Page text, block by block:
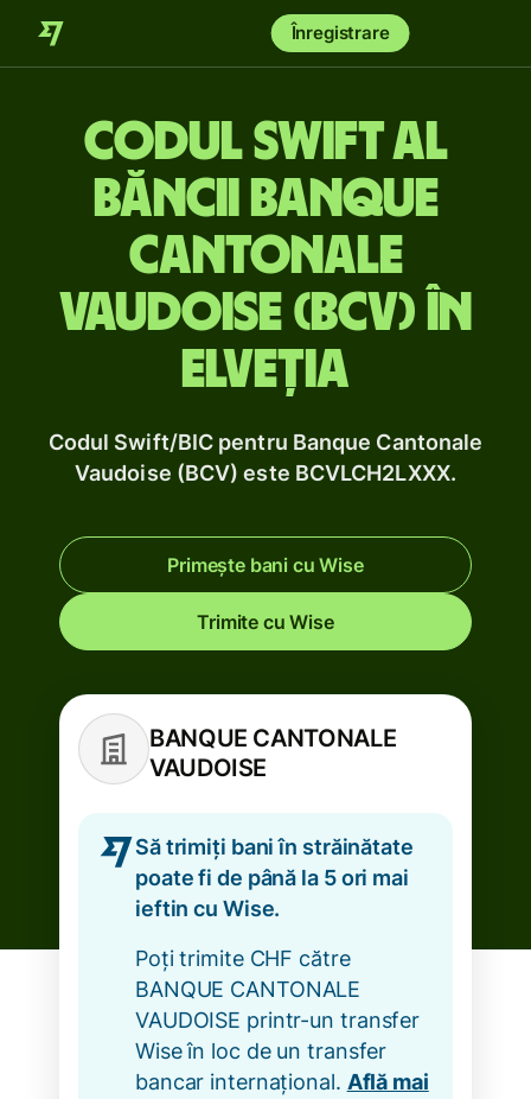
Înregistrare
Codul Swift al
băncii Banque
Cantonale
Vaudoise (BCV) în
Elveția
Codul Swift/BIC pentru Banque Cantonale
Vaudoise (BCV) este BCVLCH2LXXX.
Primește bani cu Wise
Trimite cu Wise
BANQUE CANTONALE
VAUDOISE
Să trimiți bani în străinătate
poate fi de până la 5 ori mai
ieftin cu Wise.
Poți trimite CHF către
BANQUE CANTONALE
VAUDOISE printr-un transfer
Wise în loc de un transfer
bancar internațional. Află mai